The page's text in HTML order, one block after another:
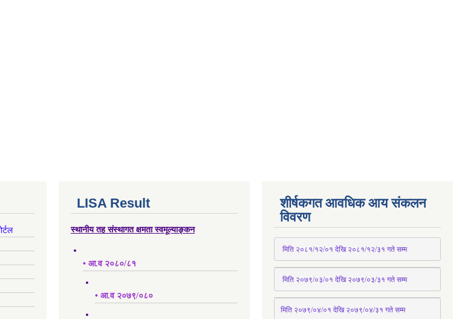
LISA Result
स्थानीय तह संस्थागत क्षमता स्वमूल्याङ्कन
• आ.व २०८०/८१
• आ.व २०७९/०८०
शीर्षकगत आवधिक आय संकलन
विवरण
मिति २०८१/१२/०१ देखि २०८१/१२/३१ गते सम्म
मिति २०७९/०३/०१ देखि २०७९/०३/३१ गते सम्म
मिति २०७९/०४/०१ देखि २०७९/०४/३१ गते सम्म